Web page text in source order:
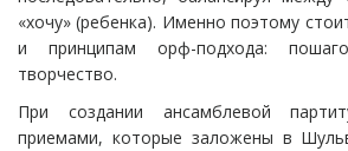
«хочу» (ребенка). Именно поэтому
и принципам орф-подхода:
творчество.
При создании ансамблевой
приемами, которые заложены в